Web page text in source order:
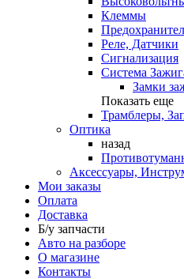
Клеммы
Реле, Датчики
Сигнализация
Система
Замки
Показать еще
Трамблеры,
Оптика
назад
Аксессуары,
Мои заказы
Оплата
Доставка
Б/у запчасти
Авто на разборе
О магазине
Контакты